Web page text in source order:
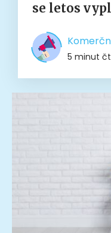
se letos
5 minut